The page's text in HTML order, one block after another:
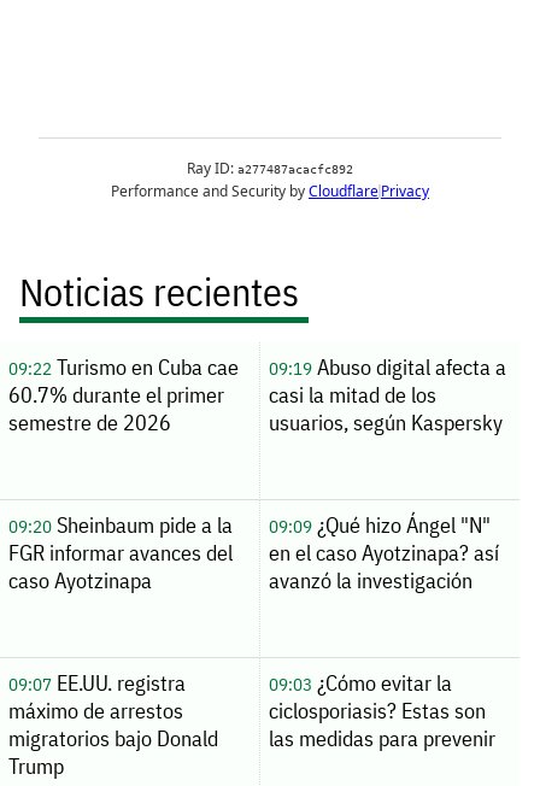
Noticias recientes
09:22Turismo en Cuba cae
60.7% durante el primer
semestre de 2026
09:19Abuso digital afecta a
casi la mitad de los
usuarios, según Kaspersky
09:20Sheinbaum pide a la
FGR informar avances del
caso Ayotzinapa
09:09¿Qué hizo Ángel "N"
en el caso Ayotzinapa? así
avanzó la investigación
09:07EE.UU. registra
máximo de arrestos
migratorios bajo Donald
Trump
09:03 ¿Cómo evitar la
ciclosporiasis? Estas son
las medidas para prevenir